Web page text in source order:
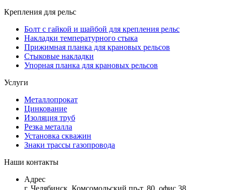
Крепления для рельс
Болт с гайкой и шайбой для крепления рельс
Накладки температурного стыка
Прижимная планка для крановых рельсов
Стыковые накладки
Упорная планка для крановых рельсов
Услуги
Металлопрокат
Цинкование
Изоляция труб
Резка металла
Установка скважин
Знаки трассы газопровода
Наши контакты
Адрес